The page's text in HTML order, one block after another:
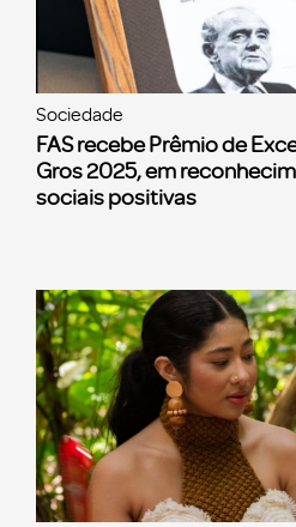
Sociedade
FAS recebe Prêmio de
Gros 2025, em
sociais positivas